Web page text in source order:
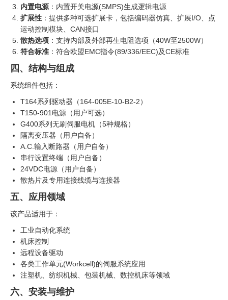
内置电源 ：内置开关电源(SMPS)生成逻辑电源
扩展性 ：提供多种可选扩展卡，包括编码器仿真、扩展I/O、点
运动控制模块、CAN接口
散热选项 ：支持内部及外部再生电阻选项（40W至2500W）
符合标准 ：符合欧盟EMC指令(89/336/EEC)及CE标准
四、结构与组成
系统组件包括：
T164系列驱动器（164-005E-10-B2-2）
T150-901电源（用户可选）
G400系列无刷伺服电机（5种规格）
隔离变压器（用户自备）
A.C.输入断路器（用户自备）
串行设置终端（用户自备）
24VDC电源（用户自备）
散热片及专用连接线缆与连接器
五、应用领域
该产品适用于：
工业自动化系统
机床控制
远程设备驱动
各类工作单元(Workcell)的伺服系统应用
注塑机、纺织机械、包装机械、数控机床等领域
六、安装与维护